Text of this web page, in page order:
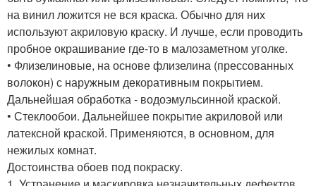
на винил ложится не вся краска. Обычно для них
используют акриловую краску. И лучше, если проводить
пробное окрашивание где-то в малозаметном уголке.
• Флизелиновые, на основе флизелина (прессованных
волокон) с наружным декоративным покрытием.
Дальнейшая обработка - водоэмульсинной краской.
• Стеклообои. Дальнейшее покрытие акриловой или
латексной краской. Применяются, в основном, для
нежилых комнат.
Достоинства обоев под покраску.